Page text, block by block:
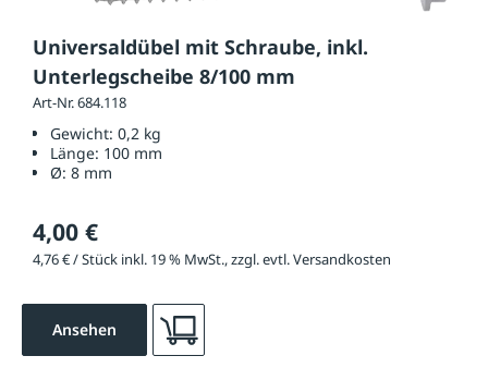
Universaldübel mit Schraube, inkl.
Unterlegscheibe 8/100 mm
Art-Nr. 684.118
Gewicht: 0,2 kg
Länge: 100 mm
Ø: 8 mm
4,00 €
4,76 € / Stück inkl. 19 % MwSt., zzgl. evtl. Versandkosten
Ansehen